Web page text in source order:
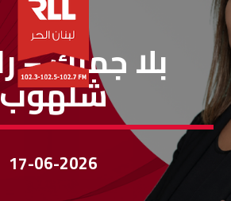
بلا جمرك
بلا جمرك –
شلهوب
17-06-2026